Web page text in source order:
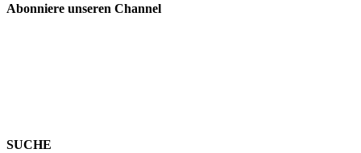
Abonniere unseren Channel
SUCHE